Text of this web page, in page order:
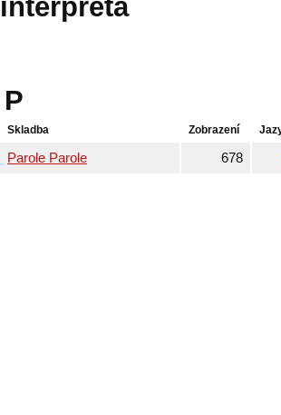
interpreta
P
Skladba Zobrazení
Parole Parole 678